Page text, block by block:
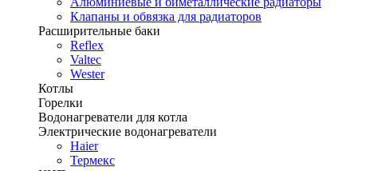
Клапаны и обвязка для радиаторов
Расширительные баки
Reflex
Valtec
Wester
Котлы
Горелки
Водонагреватели для котла
Электрические водонагреватели
Haier
Термекс